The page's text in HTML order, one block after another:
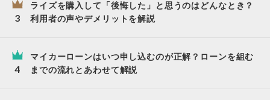
ライズを購入して「後悔した」と思うのはどんなとき？
利用者の声やデメリットを解説
マイカーローンはいつ申し込むのが正解？ローンを組む
までの流れとあわせて解説